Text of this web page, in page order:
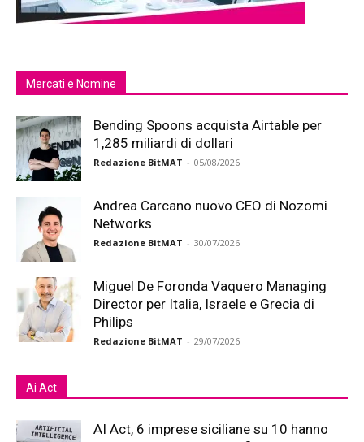
Mercati e Nomine
Bending Spoons acquista Airtable per
1,285 miliardi di dollari
Redazione BitMAT - 05/08/2026
Andrea Carcano nuovo CEO di Nozomi
Networks
Redazione BitMAT - 30/07/2026
Miguel De Foronda Vaquero Managing
Director per Italia, Israele e Grecia di
Philips
Redazione BitMAT - 29/07/2026
Ai Act
AI Act, 6 imprese siciliane su 10 hanno